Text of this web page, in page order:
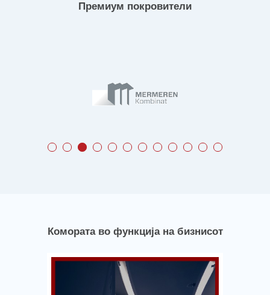
Премиум покровители
Комората во функција на бизнисот